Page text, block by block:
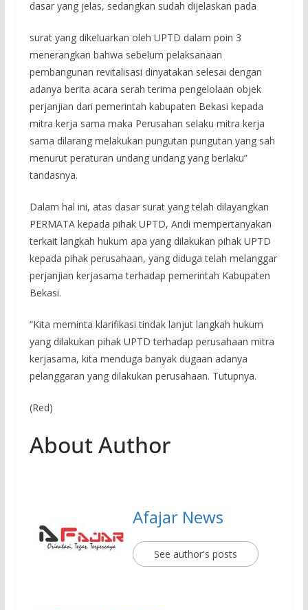
dasar yang jelas, sedangkan sudah dijelaskan pada
surat yang dikeluarkan oleh UPTD dalam poin 3
menerangkan bahwa sebelum pelaksanaan
pembangunan revitalisasi dinyatakan selesai dengan
adanya berita acara serah terima pengelolaan objek
perjanjian dari pemerintah kabupaten Bekasi kepada
mitra kerja sama maka Perusahan selaku mitra kerja
sama dilarang melakukan pungutan pungutan yang sah
menurut peraturan undang undang yang berlaku”
tandasnya.
Dalam hal ini, atas dasar surat yang telah dilayangkan
PERMATA kepada pihak UPTD, Andi mempertanyakan
terkait langkah hukum apa yang dilakukan pihak UPTD
kepada pihak perusahaan, yang diduga telah melanggar
perjanjian kerjasama terhadap pemerintah Kabupaten
Bekasi.
“Kita meminta klarifikasi tindak lanjut langkah hukum
yang dilakukan pihak UPTD terhadap perusahaan mitra
kerjasama, kita menduga banyak dugaan adanya
pelanggaran yang dilakukan perusahaan. Tutupnya.
(Red)
About Author
Afajar News
See author's posts